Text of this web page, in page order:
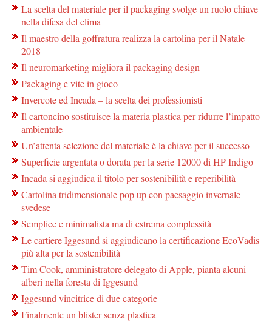
La scelta del materiale per il packaging svolge un ruolo chiave
nella difesa del clima
Il maestro della goffratura realizza la cartolina per il Natale
2018
Il neuromarketing migliora il packaging design
Packaging e vite in gioco
Invercote ed Incada – la scelta dei professionisti
Il cartoncino sostituisce la materia plastica per ridurre l’impatto
ambientale
Un’attenta selezione del materiale è la chiave per il successo
Superficie argentata o dorata per la serie 12000 di HP Indigo
Incada si aggiudica il titolo per sostenibilità e reperibilità
Cartolina tridimensionale pop up con paesaggio invernale
svedese
Semplice e minimalista ma di estrema complessità
Le cartiere Iggesund si aggiudicano la certificazione EcoVadis
più alta per la sostenibilità
Tim Cook, amministratore delegato di Apple, pianta alcuni
alberi nella foresta di Iggesund
Iggesund vincitrice di due categorie
Finalmente un blister senza plastica